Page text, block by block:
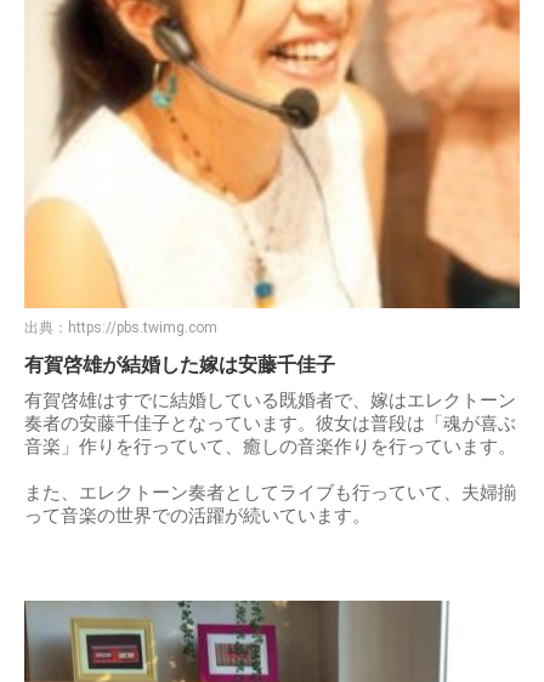
出典： https://pbs.twimg.com
有賀啓雄が結婚した嫁は安藤千佳子
有賀啓雄はすでに結婚している既婚者で、嫁はエレクトーン
奏者の安藤千佳子となっています。彼女は普段は「魂が喜ぶ
音楽」作りを行っていて、癒しの音楽作りを行っています。
また、エレクトーン奏者としてライブも行っていて、夫婦揃
って音楽の世界での活躍が続いています。